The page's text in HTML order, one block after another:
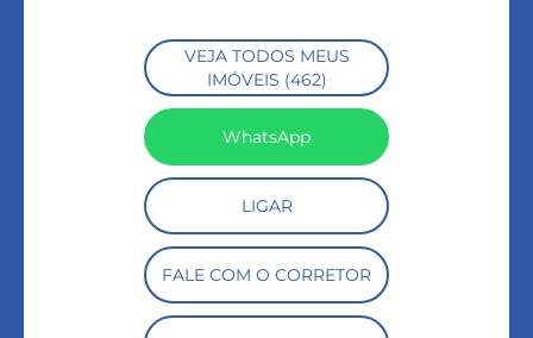
VEJA TODOS MEUS
IMÓVEIS (462)
WhatsApp
LIGAR
FALE COM O CORRETOR